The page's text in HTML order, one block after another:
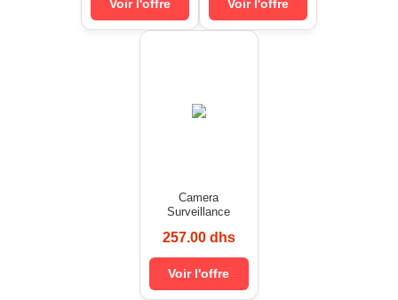
Voir l'offre Voir l'offre
Camera
Surveillance
257.00 dhs
Voir l'offre